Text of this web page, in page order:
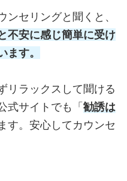
セリングと聞くと、
不安に感じ簡単に受け
ます。
リラックスして聞ける
式サイトでも「勧誘は
す。安心してカウンセ